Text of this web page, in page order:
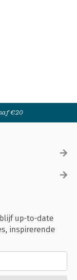
€20
up-to-date
inspirerende